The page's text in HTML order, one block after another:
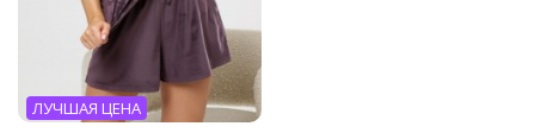
ЛУЧШАЯ ЦЕНА